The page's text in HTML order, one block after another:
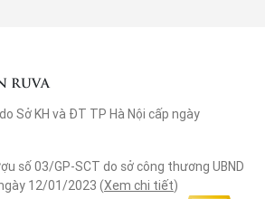
RUVA
Sở KH và ĐT TP Hà Nội cấp ngày
số 03/GP-SCT do sở công thương UBND
12/01/2023 (Xem chi tiết)